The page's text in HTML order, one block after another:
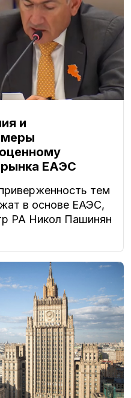
и
меры
ЕАЭС
тем
в основе ЕАЭС,
РА Никол Пашинян